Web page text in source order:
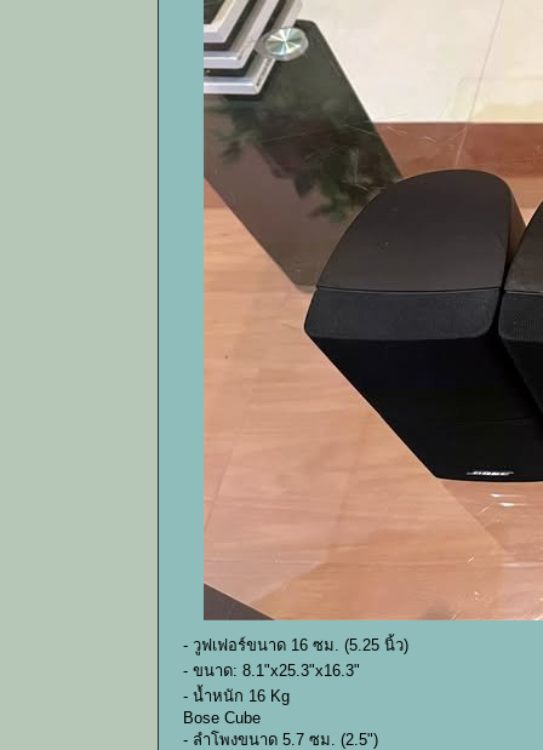
- วูฟเฟอร์ขนาด 16 ซม. (5.25 นิ้ว)
- ขนาด: 8.1"x25.3"x16.3"
- น้ำหนัก 16 Kg
Bose Cube
- ลำโพงขนาด 5.7 ซม. (2.5")